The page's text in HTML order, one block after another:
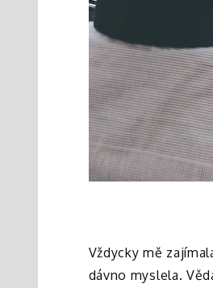
Vždycky mě
dávno myslela.